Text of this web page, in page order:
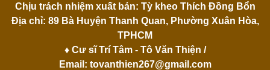
Chịu trách nhiệm xuất bản: Tỳ kheo Thích Đồng Bổn
Địa chỉ: 89 Bà Huyện Thanh Quan, Phường Xuân Hòa,
TPHCM
♦ Cư sĩ Trí Tâm - Tô Văn Thiện /
Email: tovanthien267@gmail.com